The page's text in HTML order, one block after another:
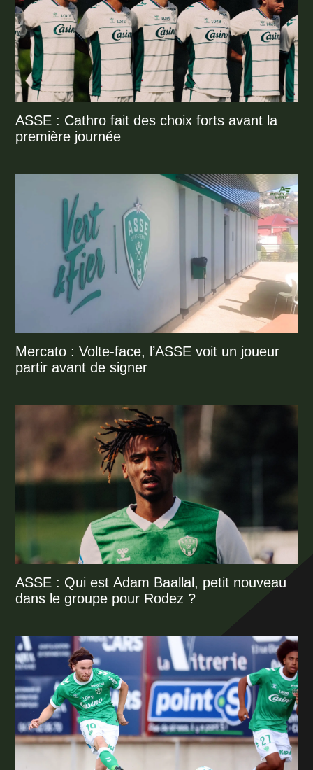
ASSE : Cathro fait des choix forts avant la
première journée
Mercato : Volte-face, l’ASSE voit un joueur
partir avant de signer
ASSE : Qui est Adam Baallal, petit nouveau
dans le groupe pour Rodez ?